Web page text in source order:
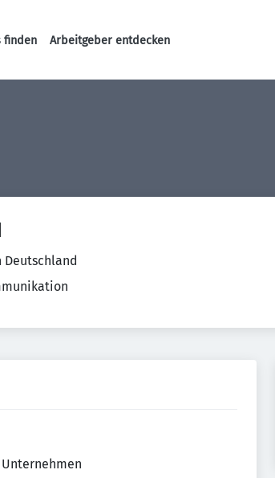
Haupt-Navigation
finden Arbeitgeber entdecken
Deutschland